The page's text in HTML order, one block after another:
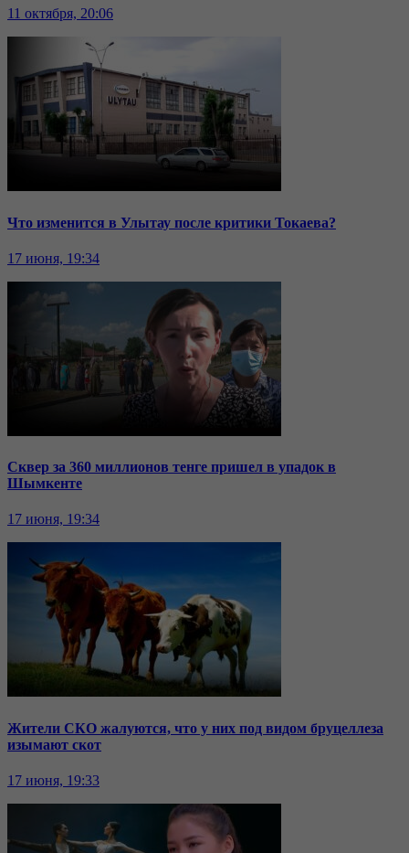
11 октября, 20:06
Что изменится в Улытау после критики Токаева?
17 июня, 19:34
Сквер за 360 миллионов тенге пришел в упадок в
Шымкенте
17 июня, 19:34
Жители СКО жалуются, что у них под видом бруцеллеза
изымают скот
17 июня, 19:33